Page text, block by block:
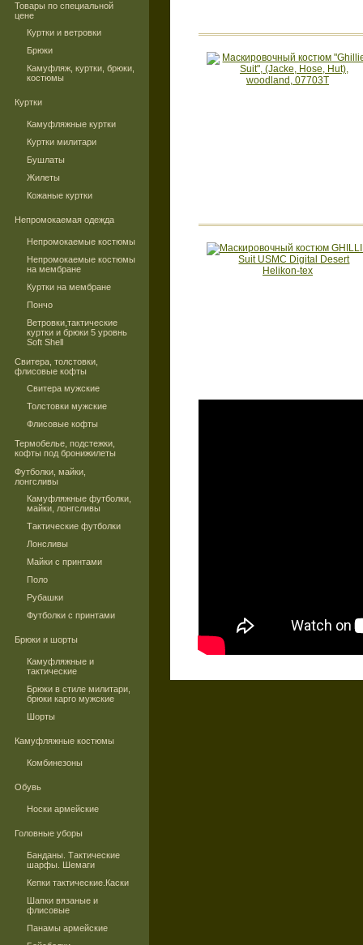
Товары по специальной
цене
Куртки и ветровки
Брюки
Камуфляж, куртки, брюки,
костюмы
Куртки
Камуфляжные куртки
Куртки милитари
Бушлаты
Жилеты
Кожаные куртки
Непромокаемая одежда
Непромокаемые костюмы
Непромокаемые костюмы
на мембране
Куртки на мембране
Пончо
Ветровки,тактические
куртки и брюки 5 уровнь
Soft Shell
Свитера, толстовки,
флисовые кофты
Свитера мужские
Толстовки мужские
Флисовые кофты
Термобелье, подстежки,
кофты под бронижилеты
Футболки, майки,
лонгсливы
Камуфляжные футболки,
майки, лонгсливы
Тактические футболки
Лонсливы
Майки с принтами
Поло
Рубашки
Футболки с принтами
Брюки и шорты
Камуфляжные и
тактические
Брюки в стиле милитари,
брюки карго мужские
Шорты
Камуфляжные костюмы
Комбинезоны
Обувь
Носки армейские
Головные уборы
Банданы. Тактические
шарфы. Шемаги
Кепки тактические.Каски
Шапки вязаные и
флисовые
Панамы армейские